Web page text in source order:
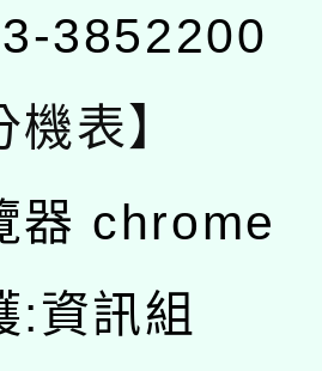
3852200
機表】
器 chrome
:資訊組